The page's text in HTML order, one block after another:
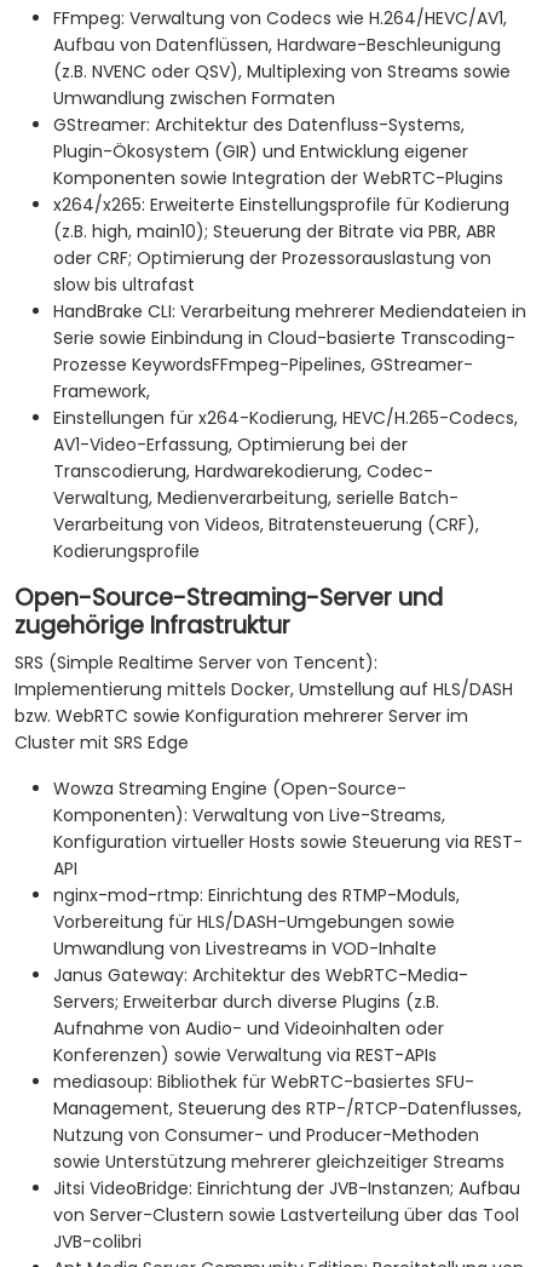
FFmpeg: Verwaltung von Codecs wie H.264/HEVC/AV1,
Aufbau von Datenflüssen, Hardware-Beschleunigung
(z.B. NVENC oder QSV), Multiplexing von Streams sowie
Umwandlung zwischen Formaten
GStreamer: Architektur des Datenfluss-Systems,
Plugin-Ökosystem (GIR) und Entwicklung eigener
Komponenten sowie Integration der WebRTC-Plugins
x264/x265: Erweiterte Einstellungsprofile für Kodierung
(z.B. high, main10); Steuerung der Bitrate via PBR, ABR
oder CRF; Optimierung der Prozessorauslastung von
slow bis ultrafast
HandBrake CLI: Verarbeitung mehrerer Mediendateien in
Serie sowie Einbindung in Cloud-basierte Transcoding-
Prozesse KeywordsFFmpeg-Pipelines, GStreamer-
Framework,
Einstellungen für x264-Kodierung, HEVC/H.265-Codecs,
AV1-Video-Erfassung, Optimierung bei der
Transcodierung, Hardwarekodierung, Codec-
Verwaltung, Medienverarbeitung, serielle Batch-
Verarbeitung von Videos, Bitratensteuerung (CRF),
Kodierungsprofile
Open-Source-Streaming-Server und
zugehörige Infrastruktur
SRS (Simple Realtime Server von Tencent):
Implementierung mittels Docker, Umstellung auf HLS/DASH
bzw. WebRTC sowie Konfiguration mehrerer Server im
Cluster mit SRS Edge
Wowza Streaming Engine (Open-Source-
Komponenten): Verwaltung von Live-Streams,
Konfiguration virtueller Hosts sowie Steuerung via REST-
API
nginx-mod-rtmp: Einrichtung des RTMP-Moduls,
Vorbereitung für HLS/DASH-Umgebungen sowie
Umwandlung von Livestreams in VOD-Inhalte
Janus Gateway: Architektur des WebRTC-Media-
Servers; Erweiterbar durch diverse Plugins (z.B.
Aufnahme von Audio- und Videoinhalten oder
Konferenzen) sowie Verwaltung via REST-APIs
mediasoup: Bibliothek für WebRTC-basiertes SFU-
Management, Steuerung des RTP-/RTCP-Datenflusses,
Nutzung von Consumer- und Producer-Methoden
sowie Unterstützung mehrerer gleichzeitiger Streams
Jitsi VideoBridge: Einrichtung der JVB-Instanzen; Aufbau
von Server-Clustern sowie Lastverteilung über das Tool
JVB-colibri